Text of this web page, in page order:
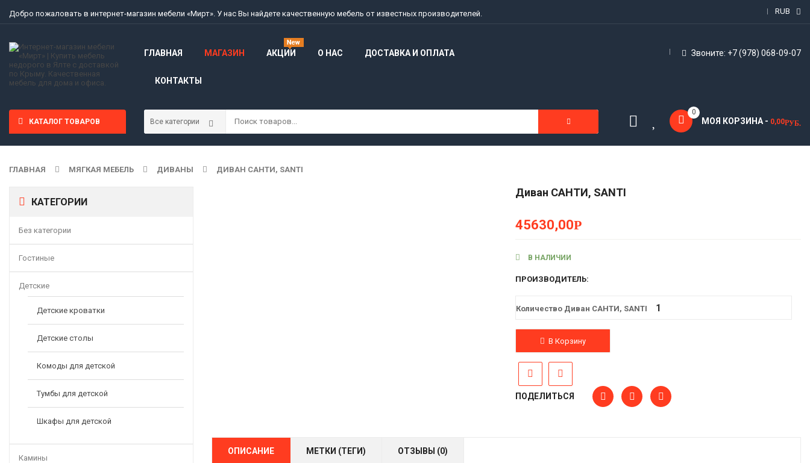
RUB
Добро пожаловать в интернет-магазин мебели «Мирт». У нас Вы найдете качественную мебель от известных производителей.
ГЛАВНАЯ МАГАЗИН АКЦИИ О НАС ДОСТАВКА И ОПЛАТА
КОНТАКТЫ
Звоните: +7 (978) 068-09-07
КАТАЛОГ ТОВАРОВ МОЯ КОРЗИНА - 0,00РУБ.
0
ГЛАВНАЯ МЯГКАЯ МЕБЕЛЬ ДИВАНЫ ДИВАН САНТИ, SANTI
КАТЕГОРИИ
Без категории
Гостиные
Детские
Детские кроватки
Детские столы
Комоды для детской
Тумбы для детской
Шкафы для детской
Камины
Диван САНТИ, SANTI
45630,00Р
В НАЛИЧИИ
ПРОИЗВОДИТЕЛЬ:
Количество Диван САНТИ, SANTI
В Корзину
ПОДЕЛИТЬСЯ
ОПИСАНИЕ МЕТКИ (ТЕГИ) ОТЗЫВЫ (0)